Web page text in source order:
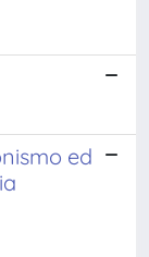
ed